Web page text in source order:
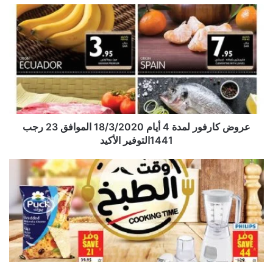
عروض كارفور لمدة 4 أيام 18/3/2020 الموافق 23 رجب
1441التوفير الأكيد